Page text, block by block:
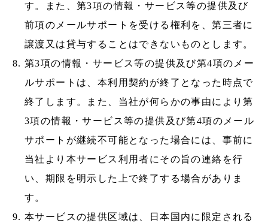
す。また、第3項の情報・サービス等の提供及び
前項のメールサポートを受ける権利を、第三者に
譲渡又は貸与することはできないものとします。
第3項の情報・サービス等の提供及び第4項のメー
ルサポートは、本利用契約が終了となった時点で
終了します。また、当社が何らかの事由により第
3項の情報・サービス等の提供及び第4項のメール
サポートが継続不可能となった場合には、事前に
当社より本サービス利用者にその旨の連絡を行
い、期限を明示した上で終了する場合がありま
す。
本サービスの提供区域は、日本国内に限定される